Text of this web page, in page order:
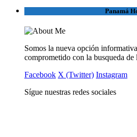
Panamá
Somos la nueva opción
comprometido con la busqueda de
Facebook X (Twitter) Instagram
Sígue nuestras redes sociales